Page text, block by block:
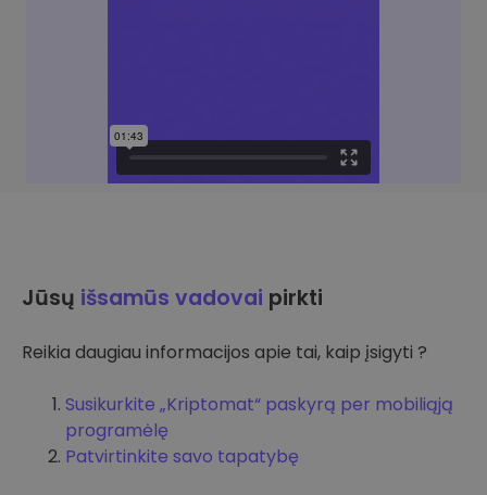
Jūsų išsamūs vadovai pirkti
Reikia daugiau informacijos apie tai, kaip įsigyti ?
Susikurkite „Kriptomat“ paskyrą per mobiliąją
programėlę
Patvirtinkite savo tapatybę